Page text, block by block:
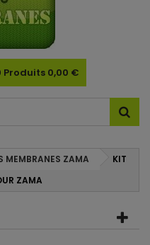
Produits 0,00 €
MEMBRANES ZAMA
KIT
ZAMA